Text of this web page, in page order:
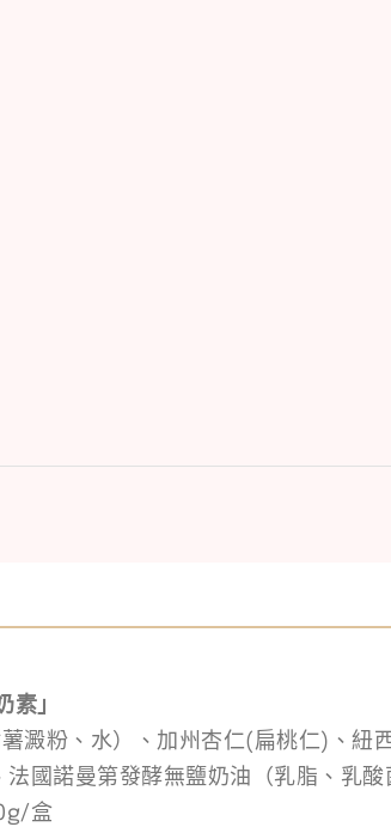
素」
澱粉、水）、加州杏仁(扁桃仁)、紐
法國諾曼第發酵無鹽奶油（乳脂、乳
盒